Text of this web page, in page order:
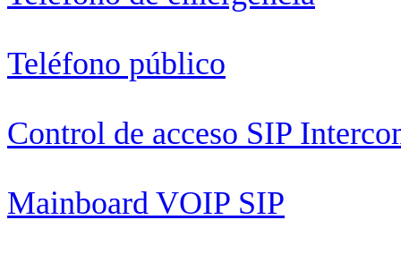
Teléfono público
Control de acceso SIP
Mainboard VOIP SIP